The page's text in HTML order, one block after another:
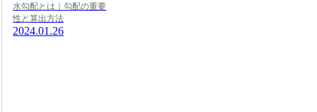
水勾配とは｜勾配の重要
性と算出方法
2024.01.26